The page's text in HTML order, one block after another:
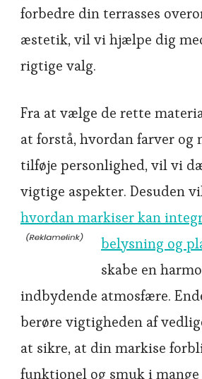
forbedre din terrasses
æstetik, vil vi hjælpe dig
rigtige valg.
Fra at vælge de rette
at forstå, hvordan farver og
tilføje personlighed, vil vi
vigtige aspekter. Desuden
hvordan markiser kan
belysning og
skabe en
indbydende atmosfære.
berøre vigtigheden af
at sikre, at din markise
funktionel og smuk i mange